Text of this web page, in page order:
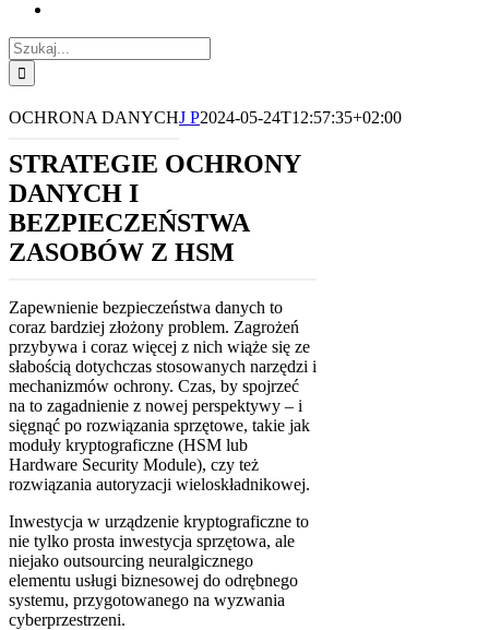
Szukaj
OCHRONA DANYCHJ P2024-05-24T12:57:35+02:00
STRATEGIE OCHRONY
DANYCH I
BEZPIECZEŃSTWA
ZASOBÓW Z HSM
Zapewnienie bezpieczeństwa danych to
coraz bardziej złożony problem. Zagrożeń
przybywa i coraz więcej z nich wiąże się ze
słabością dotychczas stosowanych narzędzi i
mechanizmów ochrony. Czas, by spojrzeć
na to zagadnienie z nowej perspektywy – i
sięgnąć po rozwiązania sprzętowe, takie jak
moduły kryptograficzne (HSM lub
Hardware Security Module), czy też
rozwiązania autoryzacji wieloskładnikowej.
Inwestycja w urządzenie kryptograficzne to
nie tylko prosta inwestycja sprzętowa, ale
niejako outsourcing neuralgicznego
elementu usługi biznesowej do odrębnego
systemu, przygotowanego na wyzwania
cyberprzestrzeni.